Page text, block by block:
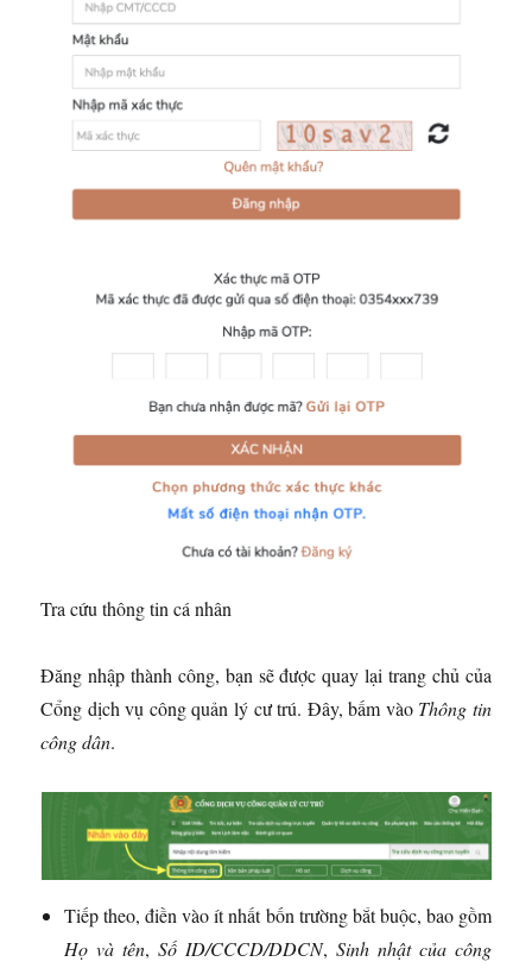
Tra cứu thông tin cá nhân
Đăng nhập thành công, bạn sẽ được quay lại trang chủ của
Cổng dịch vụ công quản lý cư trú. Đây, bấm vào Thông tin
công dân.
Tiếp theo, điền vào ít nhất bốn trường bắt buộc, bao gồm
Họ và tên,Số ID/CCCD/DDCN, Sinh nhật của công